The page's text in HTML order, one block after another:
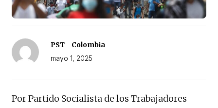
PST - Colombia
mayo 1, 2025
Por Partido Socialista de los Trabajadores –